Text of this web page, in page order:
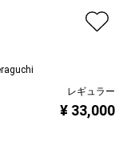
レギュラー
¥ 33,000